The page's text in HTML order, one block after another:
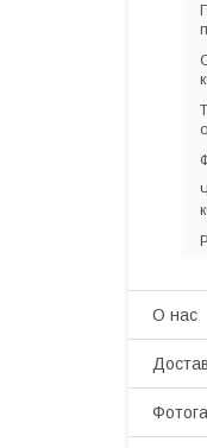
О нас